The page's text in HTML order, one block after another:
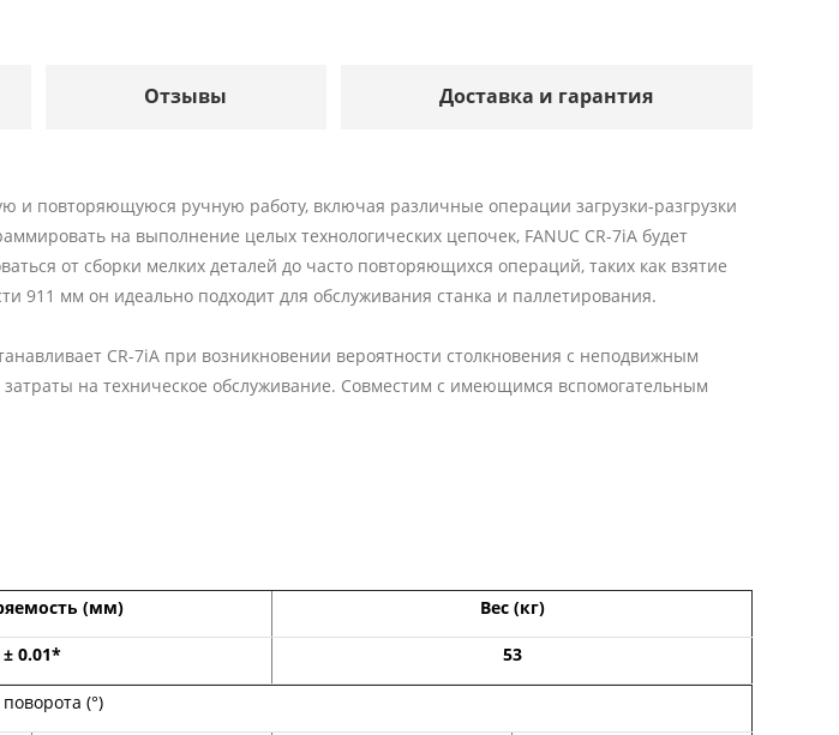
Отзывы Доставка и гарантия
и повторяющуюся ручную работу, включая различные операции загрузки-разгрузки
на выполнение целых технологических цепочек, FANUC CR-7iA будет
от сборки мелких деталей до часто повторяющихся операций, таких как взятие
911 мм он идеально подходит для обслуживания станка и паллетирования.
CR-7iA при возникновении вероятности столкновения с неподвижным
на техническое обслуживание. Совместим с имеющимся вспомогательным
(мм) Вес (кг)
± 0.01* 53
(°)